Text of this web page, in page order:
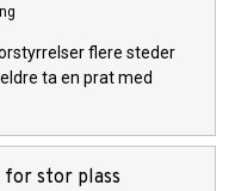
flere steder
ta en prat med
for stor plass